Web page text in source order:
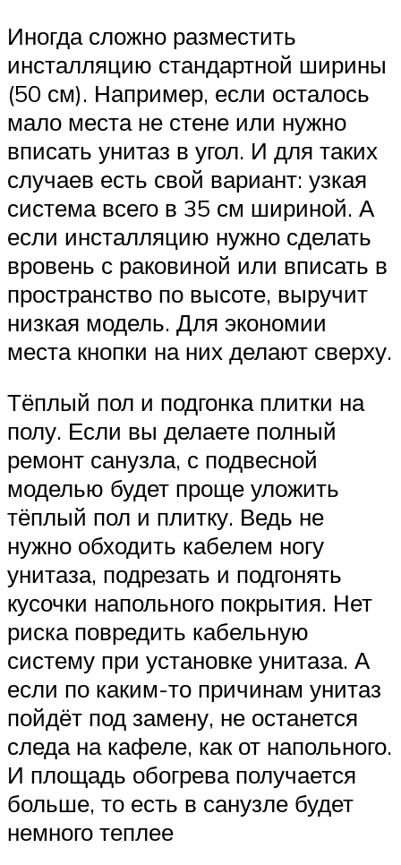
Иногда сложно разместить
инсталляцию стандартной ширины
(50 см). Например, если осталось
мало места не стене или нужно
вписать унитаз в угол. И для таких
случаев есть свой вариант: узкая
система всего в 35 см шириной. А
если инсталляцию нужно сделать
вровень с раковиной или вписать в
пространство по высоте, выручит
низкая модель. Для экономии
места кнопки на них делают сверху.
Тёплый пол и подгонка плитки на
полу. Если вы делаете полный
ремонт санузла, с подвесной
моделью будет проще уложить
тёплый пол и плитку. Ведь не
нужно обходить кабелем ногу
унитаза, подрезать и подгонять
кусочки напольного покрытия. Нет
риска повредить кабельную
систему при установке унитаза. А
если по каким-то причинам унитаз
пойдёт под замену, не останется
следа на кафеле, как от напольного.
И площадь обогрева получается
больше, то есть в санузле будет
немного теплее